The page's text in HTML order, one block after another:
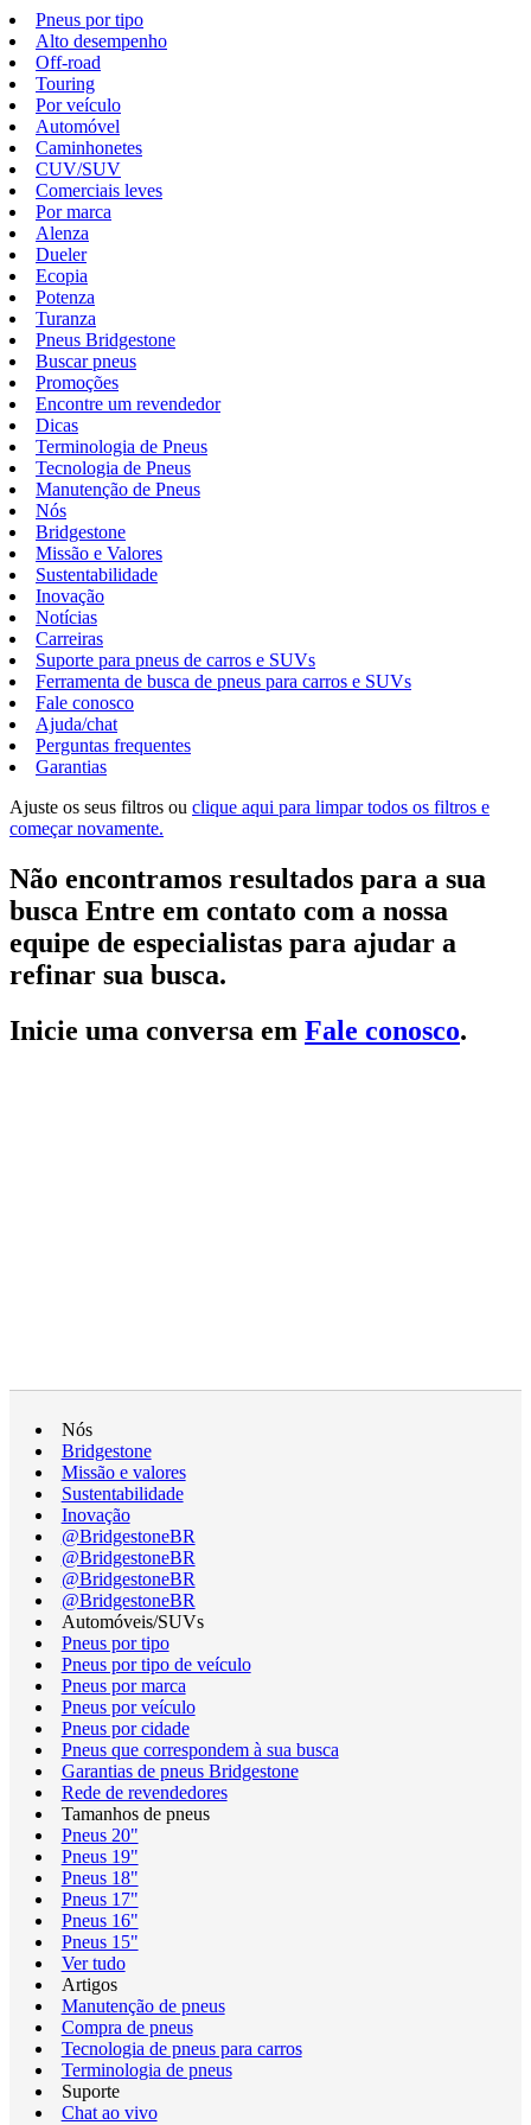
Pneus por tipo
Alto desempenho
Off-road
Touring
Por veículo
Automóvel
Caminhonetes
CUV/SUV
Comerciais leves
Por marca
Alenza
Dueler
Ecopia
Potenza
Turanza
Pneus Bridgestone
Buscar pneus
Promoções
Encontre um revendedor
Dicas
Terminologia de Pneus
Tecnologia de Pneus
Manutenção de Pneus
Nós
Bridgestone
Missão e Valores
Sustentabilidade
Inovação
Notícias
Carreiras
Suporte para pneus de carros e SUVs
Ferramenta de busca de pneus para carros e SUVs
Fale conosco
Ajuda/chat
Perguntas frequentes
Garantias
Ajuste os seus filtros ou clique aqui para limpar todos os filtros e
começar novamente.
Não encontramos resultados para a sua
busca Entre em contato com a nossa
equipe de especialistas para ajudar a
refinar sua busca.
Inicie uma conversa em Fale conosco.
Nós
Bridgestone
Missão e valores
Sustentabilidade
Inovação
@BridgestoneBR
@BridgestoneBR
@BridgestoneBR
@BridgestoneBR
Automóveis/SUVs
Pneus por tipo
Pneus por tipo de veículo
Pneus por marca
Pneus por veículo
Pneus por cidade
Pneus que correspondem à sua busca
Garantias de pneus Bridgestone
Rede de revendedores
Tamanhos de pneus
Pneus 20"
Pneus 19"
Pneus 18"
Pneus 17"
Pneus 16"
Pneus 15"
Ver tudo
Artigos
Manutenção de pneus
Compra de pneus
Tecnologia de pneus para carros
Terminologia de pneus
Suporte
Chat ao vivo